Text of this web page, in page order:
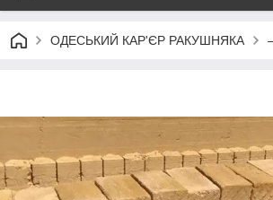
ОДЕСЬКИЙ КАР'ЄР РАКУШНЯКА